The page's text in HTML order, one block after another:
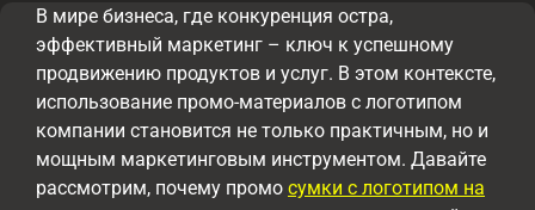
В мире бизнеса, где конкуренция остра,
эффективный маркетинг – ключ к успешному
продвижению продуктов и услуг. В этом контексте,
использование промо-материалов с логотипом
компании становится не только практичным, но и
мощным маркетинговым инструментом. Давайте
рассмотрим, почему промо сумки с логотипом на